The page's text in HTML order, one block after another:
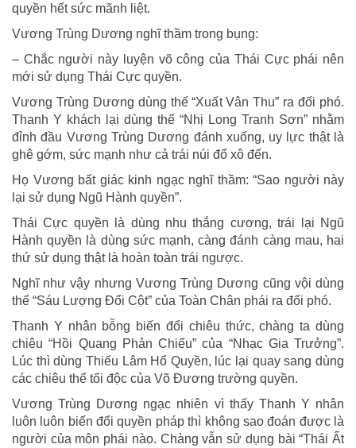
quyền hết sức mãnh liệt.
Vương Trùng Dương nghĩ thầm trong bụng:
– Chắc người này luyện võ công của Thái Cực phái nên
mới sử dụng Thái Cực quyền.
Vương Trùng Dương dùng thế “Xuất Vân Thu” ra đối phó.
Thanh Y khách lại dùng thế “Nhị Long Tranh Sơn” nhằm
đỉnh đầu Vương Trùng Dương đánh xuống, uy lực thật là
ghê gớm, sức mạnh như cả trái núi đổ xô đến.
Họ Vương bất giác kinh ngạc nghĩ thầm: “Sao người này
lại sử dụng Ngũ Hành quyền”.
Thái Cực quyền là dùng nhu thắng cương, trái lại Ngũ
Hành quyền là dùng sức mạnh, càng đánh càng mau, hai
thứ sử dụng thật là hoàn toàn trái ngược.
Nghĩ như vậy nhưng Vương Trùng Dương cũng vội dùng
thế “Sáu Lượng Đổi Cột” của Toàn Chân phái ra đối phó.
Thanh Y nhân bỗng biến đổi chiêu thức, chàng ta dùng
chiêu “Hồi Quang Phản Chiếu” của “Nhạc Gia Trưởng”.
Lúc thì dùng Thiếu Lâm Hổ Quyền, lúc lại quay sang dùng
các chiêu thế tối độc của Võ Đương trường quyền.
Vương Trùng Dương ngạc nhiên vì thấy Thanh Y nhân
luôn luôn biến đổi quyền pháp thì không sao đoán được là
người của môn phái nào. Chàng vẫn sử dụng bài “Thái Ất